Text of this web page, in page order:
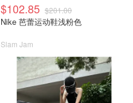
$102.85 $201.00
Nike 芭蕾运动鞋浅粉色
Slam Jam